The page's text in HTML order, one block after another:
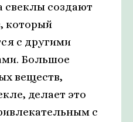
свеклы создают
который
с другими
Большое
веществ,
делает это
с